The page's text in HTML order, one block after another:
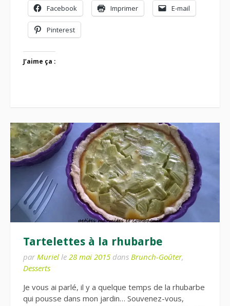
Facebook Imprimer E-mail
Pinterest
J’aime ça :
Tartelettes à la rhubarbe
par Muriel le 28 mai 2015 dans Brunch-Goûter,
Desserts
Je vous ai parlé, il y a quelque temps de la rhubarbe
qui pousse dans mon jardin… Souvenez-vous,